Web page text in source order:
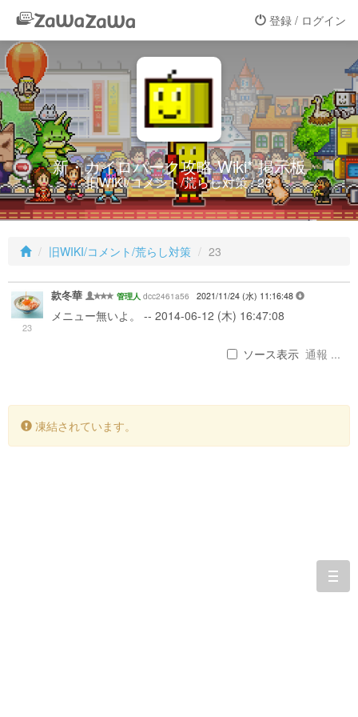
登録 / ログイン
新・カイロパーク攻略 Wiki* 掲示板
旧WIKI/コメント/荒らし対策 / 23
旧WIKI/コメント/荒らし対策 23
23
款冬華 管理人 dcc2461a56 2021/11/24 (水) 11:16:48
メニュー無いよ。 -- 2014-06-12 (木) 16:47:08
ソース表示 通報 ...
凍結されています。